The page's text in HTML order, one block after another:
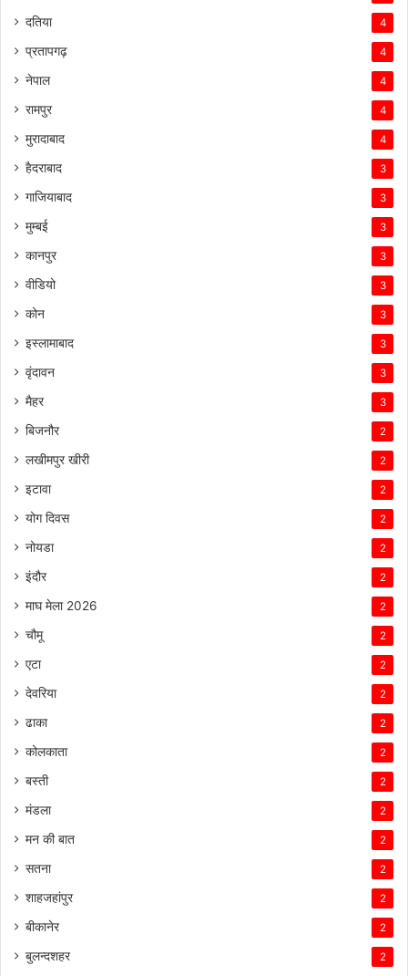
दतिया 4
प्रतापगढ़ 4
नेपाल 4
रामपुर 4
मुरादाबाद 4
हैदराबाद 3
गाजियाबाद 3
मुम्बई 3
कानपुर 3
वीडियो 3
कोन 3
इस्लामाबाद 3
वृंदावन 3
मैहर 3
बिजनौर 2
लखीमपुर खीरी 2
इटावा 2
योग दिवस 2
नोयडा 2
इंदौर 2
माघ मेला 2026 2
चौमू 2
एटा 2
देवरिया 2
ढाका 2
कोलकाता 2
बस्ती 2
मंडला 2
मन की बात 2
सतना 2
शाहजहांपुर 2
बीकानेर 2
बुलन्दशहर 2